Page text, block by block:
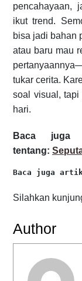
pencahayaan,
ikut trend.
bisa jadi bahan
atau baru mau
tukar cerita.
soal visual,
hari.
Baca juga
tentang:
Baca juga
Silahkan
Author